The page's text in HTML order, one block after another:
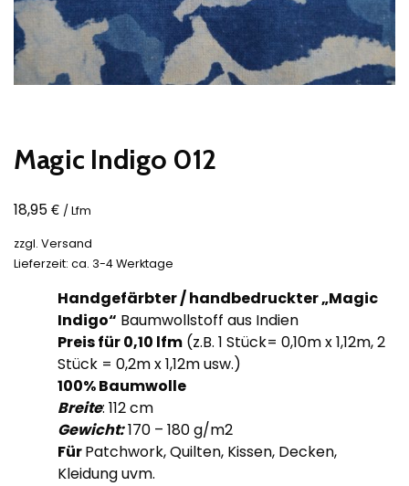
Magic Indigo 012
18,95€ / Lfm
zzgl. Versand
Lieferzeit: ca. 3-4 Werktage
Handgefärbter / handbedruckter „Magic
Indigo“ Baumwollstoff aus Indien
Preis für 0,10 lfm (z.B. 1 Stück= 0,10m x 1,12m, 2
Stück = 0,2m x 1,12m usw.)
100% Baumwolle
Breite: 112 cm
Gewicht:170 – 180 g/m2
FürPatchwork, Quilten, Kissen, Decken,
Kleidung uvm.